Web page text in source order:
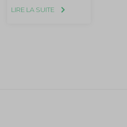
LIRE LA SUITE